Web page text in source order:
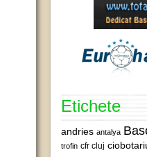
Etichete
andries antalya
trofin cfr cluj